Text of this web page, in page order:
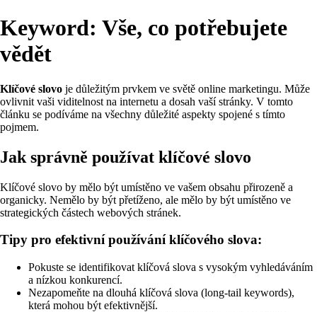
Keyword: Vše, co potřebujete
vědět
Klíčové slovo je důležitým prvkem ve světě online marketingu. Může
ovlivnit vaši viditelnost na internetu a dosah vaší stránky. V tomto
článku se podíváme na všechny důležité aspekty spojené s tímto
pojmem.
Jak správně používat klíčové slovo
Klíčové slovo by mělo být umístěno ve vašem obsahu přirozeně a
organicky. Nemělo by být přetíženo, ale mělo by být umístěno ve
strategických částech webových stránek.
Tipy pro efektivní používání klíčového slova:
Pokuste se identifikovat klíčová slova s vysokým vyhledáváním
a nízkou konkurencí.
Nezapomeňte na dlouhá klíčová slova (long-tail keywords),
která mohou být efektivnější.